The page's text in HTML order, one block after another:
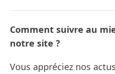
Comment suivre au
notre site ?
Vous appréciez nos